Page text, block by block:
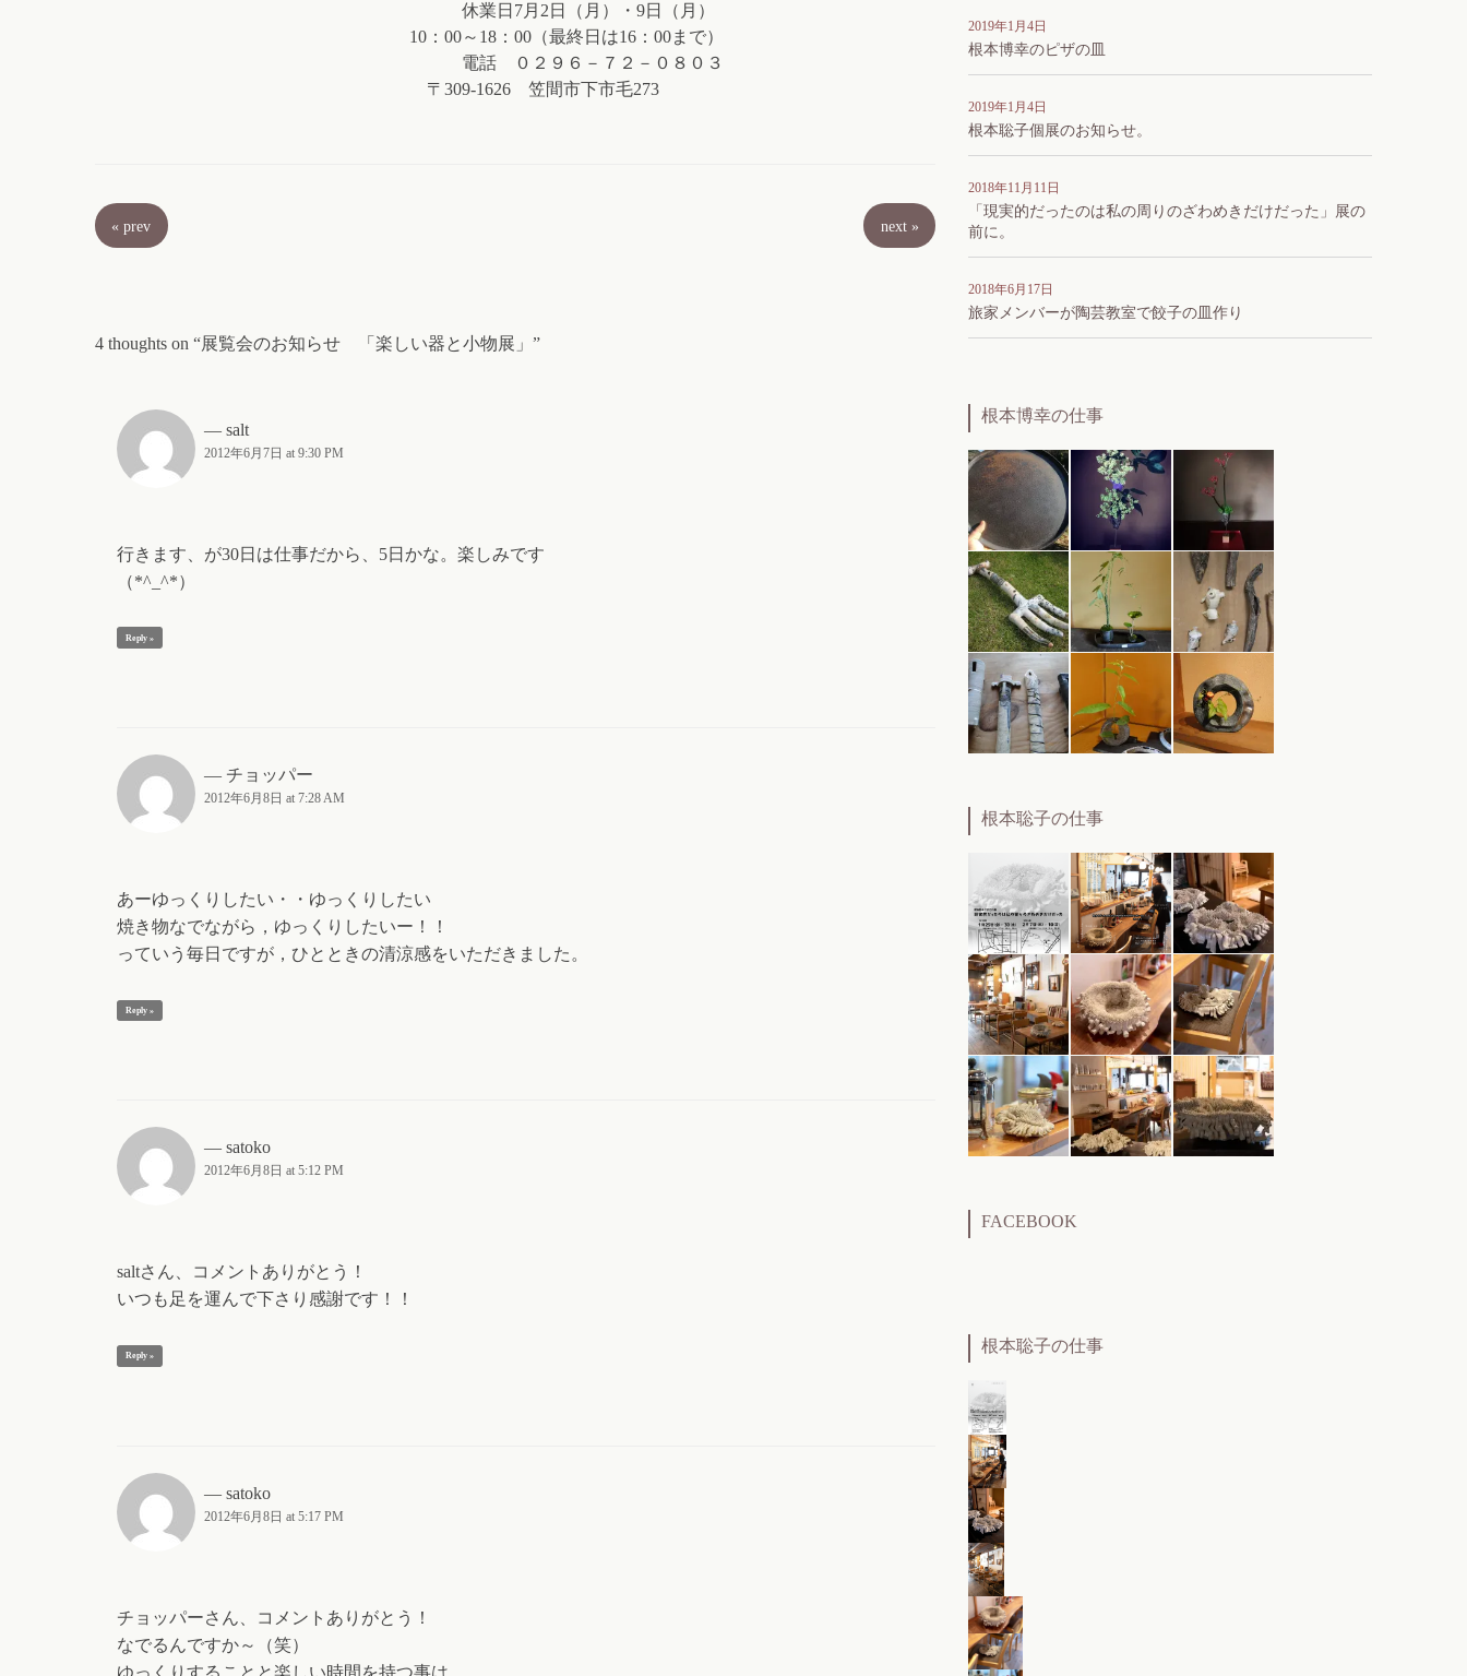
休業日7月2日（月）・9日（月）
10：00～18：00（最終日は16：00まで）
電話 ０２９６－７２－０８０３
〒309-1626 笠間市下市毛273
« prev next »
4 thoughts on “展覧会のお知らせ 「楽しい器と小物展」”
salt
2012年6月7日 at 9:30 PM
行きます、が30日は仕事だから、5日かな。楽しみです
（*^_^*）
Reply »
チョッパー
2012年6月8日 at 7:28 AM
あーゆっくりしたい・・ゆっくりしたい
焼き物なでながら，ゆっくりしたいー！！
っていう毎日ですが，ひとときの清涼感をいただきました。
Reply »
satoko
2012年6月8日 at 5:12 PM
saltさん、コメントありがとう！
いつも足を運んで下さり感謝です！！
Reply »
satoko
2012年6月8日 at 5:17 PM
チョッパーさん、コメントありがとう！
なでるんですか～（笑）
ゆっくりすることと楽しい時間を持つ事は
2019年1月4日
根本博幸のピザの皿
2019年1月4日
根本聡子個展のお知らせ。
2018年11月11日
「現実的だったのは私の周りのざわめきだけだった」展の
前に。
2018年6月17日
旅家メンバーが陶芸教室で餃子の皿作り
根本博幸の仕事
根本聡子の仕事
FACEBOOK
根本聡子の仕事